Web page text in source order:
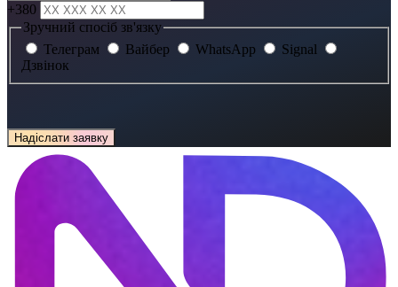
+380
Зручний спосіб зв'язку
Телеграм
Вайбер WhatsApp
Signal
Дзвінок
Надіслати заявку